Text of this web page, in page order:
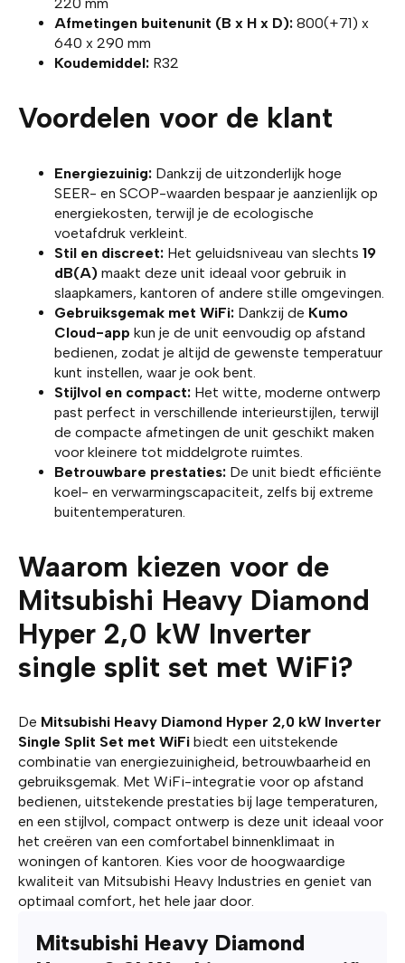
Afmetingen buitenunit (B x H x D): 800(+71) x
640 x 290 mm
Koudemiddel: R32
Voordelen voor de klant
Energiezuinig: Dankzij de uitzonderlijk hoge
SEER- en SCOP-waarden bespaar je aanzienlijk op
energiekosten, terwijl je de ecologische
voetafdruk verkleint.
Stil en discreet: Het geluidsniveau van slechts 19
dB(A) maakt deze unit ideaal voor gebruik in
slaapkamers, kantoren of andere stille omgevingen.
Gebruiksgemak met WiFi: Dankzij de Kumo
Cloud-app kun je de unit eenvoudig op afstand
bedienen, zodat je altijd de gewenste temperatuur
kunt instellen, waar je ook bent.
Stijlvol en compact: Het witte, moderne ontwerp
past perfect in verschillende interieurstijlen, terwijl
de compacte afmetingen de unit geschikt maken
voor kleinere tot middelgrote ruimtes.
Betrouwbare prestaties: De unit biedt efficiënte
koel- en verwarmingscapaciteit, zelfs bij extreme
buitentemperaturen.
Waarom kiezen voor de
Mitsubishi Heavy Diamond
Hyper 2,0 kW Inverter
single split set met WiFi?
De Mitsubishi Heavy Diamond Hyper 2,0 kW Inverter
Single Split Set met WiFi biedt een uitstekende
combinatie van energiezuinigheid, betrouwbaarheid en
gebruiksgemak. Met WiFi-integratie voor op afstand
bedienen, uitstekende prestaties bij lage temperaturen,
en een stijlvol, compact ontwerp is deze unit ideaal voor
het creëren van een comfortabel binnenklimaat in
woningen of kantoren. Kies voor de hoogwaardige
kwaliteit van Mitsubishi Heavy Industries en geniet van
optimaal comfort, het hele jaar door.
Mitsubishi Heavy Diamond